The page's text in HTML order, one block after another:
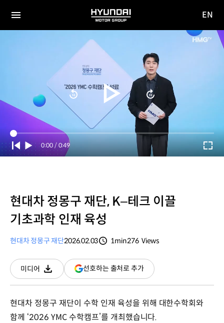
전체
HYUNDAI
MOTOR
GROUP
사이
EN
Current
Time
0:00 / Duration
0:49
현대차 정몽구 재단, K–테크 이끌
기초과학 인재 육성
현대차 정몽구 재단2026.02.03
1min276 Views
미디어
다운로드
선호하는 출처로 추가(새
창
현대차 정몽구 재단이 수학 인재 육성을 위해 대한수학회와
함께 ‘2026 YMC 수학캠프’를 개최했습니다.